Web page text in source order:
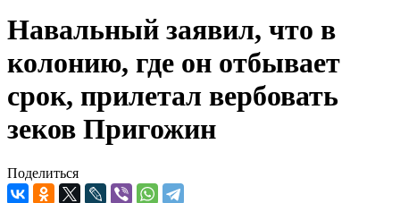
Навальный заявил, что в
колонию, где он отбывает
срок, прилетал вербовать
зеков Пригожин
Поделиться